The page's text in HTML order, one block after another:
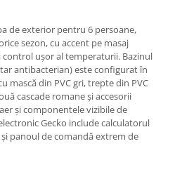
de exterior pentru 6 persoane,
sezon, cu accent pe masaj
ușor al temperaturii. Bazinul
antibacterian) este configurat în
mască din PVC gri, trepte din PVC
cascade romane și accesorii
și componentele vizibile de
Gecko include calculatorul
panoul de comandă extrem de